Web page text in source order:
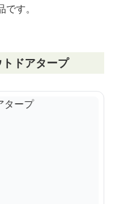
す。
ドアタープ